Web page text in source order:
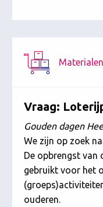
Vraag:
Gouden dagen
We zijn op zoek
De opbrengst
gebruikt voor het
ouderen.